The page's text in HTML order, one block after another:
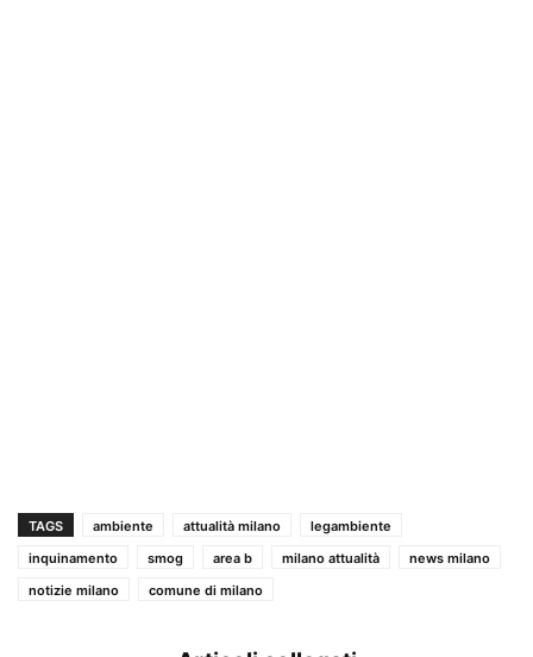
TAGS ambiente attualità milano
legambiente
inquinamento
smog area b milano attualità
news milano
notizie milano
comune di milano